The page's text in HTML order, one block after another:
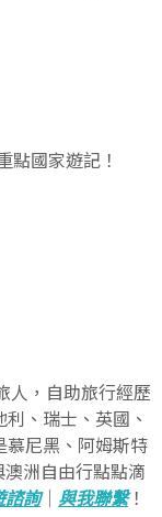
點國家遊記！
人，自助旅行經歷
、瑞士、英國、
慕尼黑、阿姆斯特
洲自由行點點滴
諮詢｜ 與我聯繫！